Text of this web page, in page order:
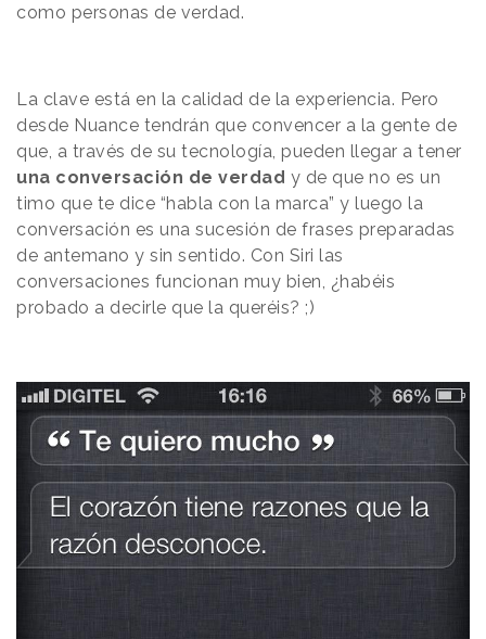
como personas de verdad.
La clave está en la calidad de la experiencia. Pero
desde Nuance tendrán que convencer a la gente de
que, a través de su tecnología, pueden llegar a tener
una conversación de verdad y de que no es un
timo que te dice “habla con la marca” y luego la
conversación es una sucesión de frases preparadas
de antemano y sin sentido. Con Siri las
conversaciones funcionan muy bien, ¿habéis
probado a decirle que la queréis? ;)